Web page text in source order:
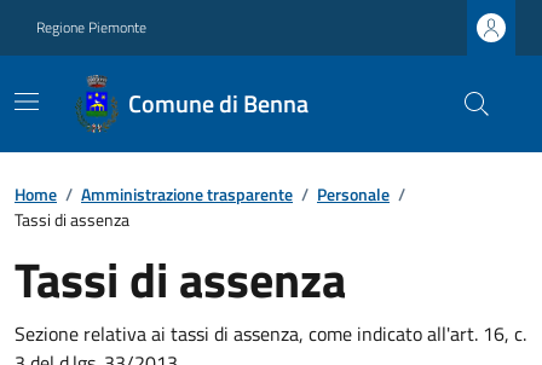
Regione Piemonte
Comune di Benna
Home / Amministrazione trasparente / Personale /
Tassi di assenza
Tassi di assenza
Sezione relativa ai tassi di assenza, come indicato all'art. 16, c.